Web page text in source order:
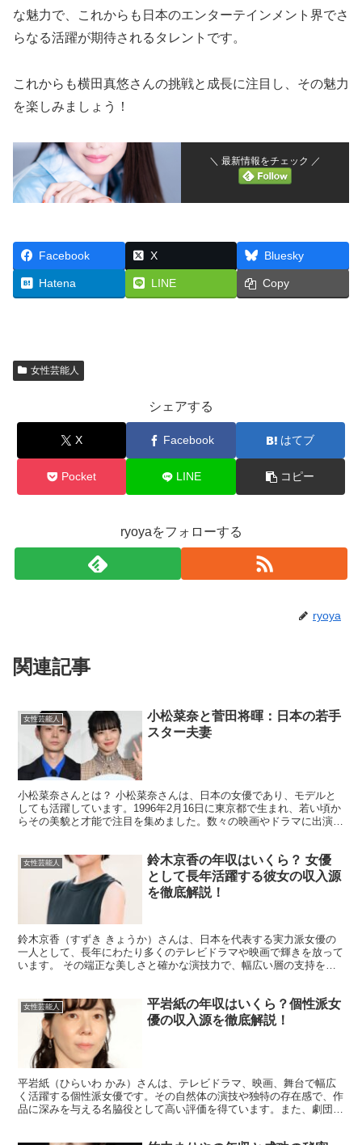
な魅力で、これからも日本のエンターテインメント界でさ
らなる活躍が期待されるタレントです。
これからも横田真悠さんの挑戦と成長に注目し、その魅力
を楽しみましょう！
＼ 最新情報をチェック ／
Facebook X Bluesky
Hatena LINE Copy
女性芸能人
シェアする
X Facebook はてブ
Pocket LINE コピー
ryoyaをフォローする
ryoya
関連記事
女性芸能人
小松菜奈と菅田将暉：日本の若手
スター夫妻
小松菜奈さんとは？ 小松菜奈さんは、日本の女優であり、モデルと
しても活躍しています。1996年2月16日に東京都で生まれ、若い頃か
らその美貌と才能で注目を集めました。数々の映画やドラマに出演
女性芸能人
鈴木京香の年収はいくら？ 女優
として長年活躍する彼女の収入源
を徹底解説！
鈴木京香（すずき きょうか）さんは、日本を代表する実力派女優の
一人として、長年にわたり多くのテレビドラマや映画で輝きを放って
います。 その端正な美しさと確かな演技力で、幅広い層の支持を集
女性芸能人
平岩紙の年収はいくら？個性派女
優の収入源を徹底解説！
平岩紙（ひらいわ かみ）さんは、テレビドラマ、映画、舞台で幅広
く活躍する個性派女優です。その自然体の演技や独特の存在感で、作
品に深みを与える名脇役として高い評価を得ています。また、劇団